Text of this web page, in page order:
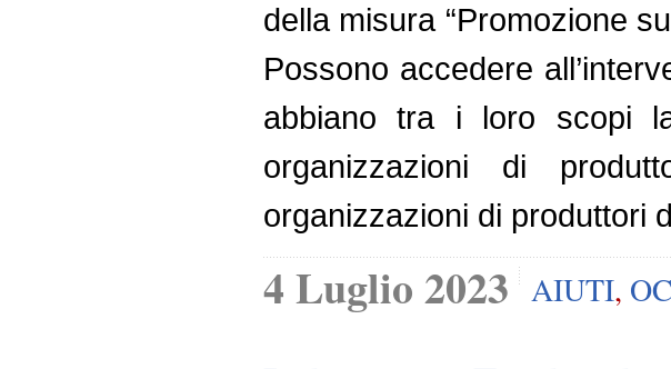
della misura “Promozione
Possono accedere
abbiano tra i loro scopi
organizzazioni di
organizzazioni di produttori
4 Luglio 2023 AIUTI,